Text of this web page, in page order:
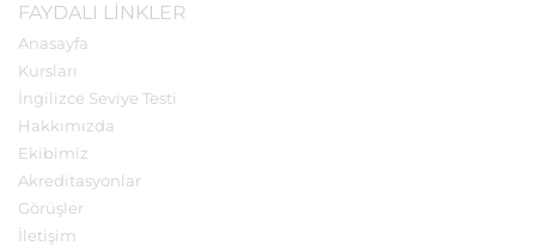
FAYDALI LINKLER
Anasayfa
Kursları
İngilizce Seviye Testi
Hakkımızda
Ekibimiz
Akreditasyonlar
Görüşler
İletişim